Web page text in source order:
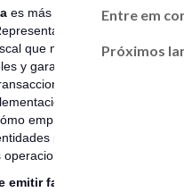
Entre em
Próximos
es más que un
una
que moderniza
y garantiza
En
ya es
empresas,
públicas
emitir factura